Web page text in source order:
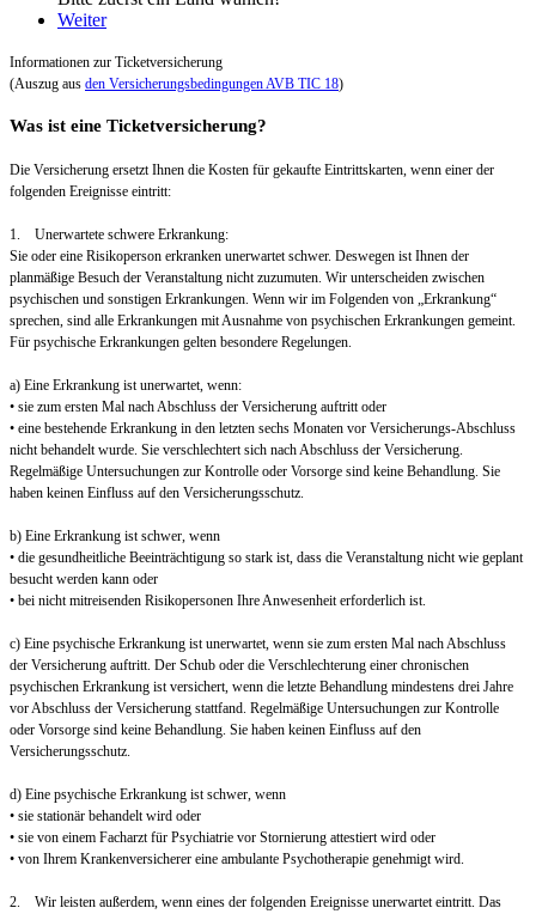
Weiter
Informationen zur Ticketversicherung
(Auszug aus den Versicherungsbedingungen AVB TIC 18)
Was ist eine Ticketversicherung?
Die Versicherung ersetzt Ihnen die Kosten für gekaufte Eintrittskarten, wenn einer der
folgenden Ereignisse eintritt:
1. Unerwartete schwere Erkrankung:
Sie oder eine Risikoperson erkranken unerwartet schwer. Deswegen ist Ihnen der
planmäßige Besuch der Veranstaltung nicht zuzumuten. Wir unterscheiden zwischen
psychischen und sonstigen Erkrankungen. Wenn wir im Folgenden von „Erkrankung“
sprechen, sind alle Erkrankungen mit Ausnahme von psychischen Erkrankungen gemeint.
Für psychische Erkrankungen gelten besondere Regelungen.
a) Eine Erkrankung ist unerwartet, wenn:
• sie zum ersten Mal nach Abschluss der Versicherung auftritt oder
• eine bestehende Erkrankung in den letzten sechs Monaten vor Versicherungs-Abschluss
nicht behandelt wurde. Sie verschlechtert sich nach Abschluss der Versicherung.
Regelmäßige Untersuchungen zur Kontrolle oder Vorsorge sind keine Behandlung. Sie
haben keinen Einfluss auf den Versicherungsschutz.
b) Eine Erkrankung ist schwer, wenn
• die gesundheitliche Beeinträchtigung so stark ist, dass die Veranstaltung nicht wie geplant
besucht werden kann oder
• bei nicht mitreisenden Risikopersonen Ihre Anwesenheit erforderlich ist.
c) Eine psychische Erkrankung ist unerwartet, wenn sie zum ersten Mal nach Abschluss
der Versicherung auftritt. Der Schub oder die Verschlechterung einer chronischen
psychischen Erkrankung ist versichert, wenn die letzte Behandlung mindestens drei Jahre
vor Abschluss der Versicherung stattfand. Regelmäßige Untersuchungen zur Kontrolle
oder Vorsorge sind keine Behandlung. Sie haben keinen Einfluss auf den
Versicherungsschutz.
d) Eine psychische Erkrankung ist schwer, wenn
• sie stationär behandelt wird oder
• sie von einem Facharzt für Psychiatrie vor Stornierung attestiert wird oder
• von Ihrem Krankenversicherer eine ambulante Psychotherapie genehmigt wird.
2. Wir leisten außerdem, wenn eines der folgenden Ereignisse unerwartet eintritt. Das